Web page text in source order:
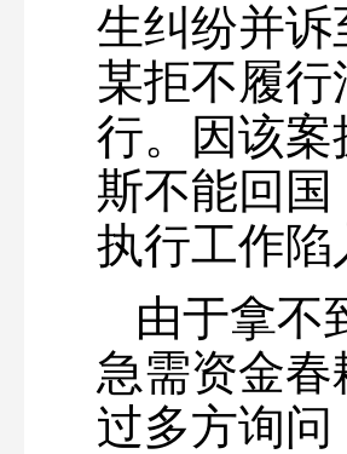
生纠纷并
某拒不履
行。因该案
斯不能回
执行工作陷
由于拿不
急需资金
过多方询